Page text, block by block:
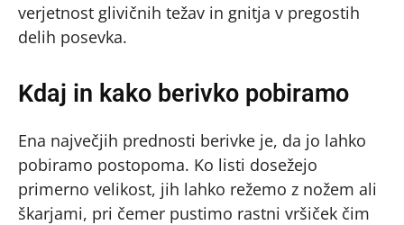
verjetnost glivičnih težav in gnitja v pregostih
delih posevka.
Kdaj in kako berivko pobiramo
Ena največjih prednosti berivke je, da jo lahko
pobiramo postopoma. Ko listi dosežejo
primerno velikost, jih lahko režemo z nožem ali
škarjami, pri čemer pustimo rastni vršiček čim